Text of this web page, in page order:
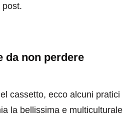
post.
da non perdere
cassetto, ecco alcuni pratici
la bellissima e multiculturale